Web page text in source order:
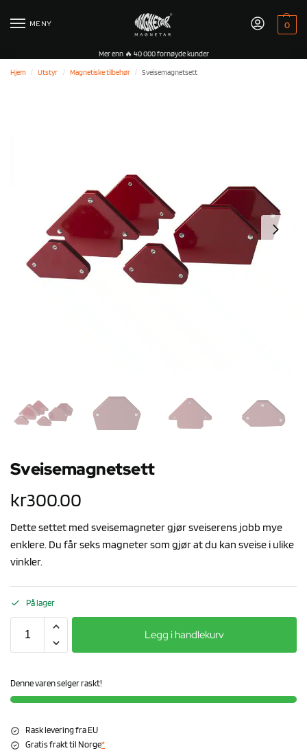
MENY 0
Mer enn 🔥 40 000 fornøyde kunder
Hjem
/ Utstyr / Magnetiske tilbehør / Sveisemagnetsett
Sveisemagnetsett
kr300.00
Dette settet med sveisemagneter gjør sveiserens jobb mye
enklere. Du får seks magneter som gjør at du kan sveise i ulike
vinkler.
På lager
Legg i handlekurv
Denne varen selger raskt!
Rask levering fra EU
Gratis frakt til Norge*